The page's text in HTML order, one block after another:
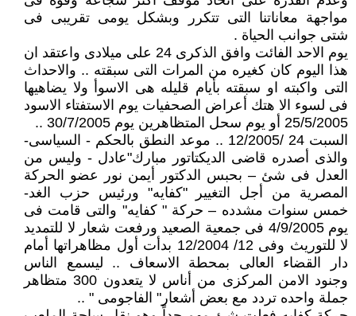
مواجهة معاناتنا التى تتكرر وبشكل يومى تقريبى فى
شتى جوانب الحياة .
يوم الاحد الفائت وافق الذكرى 24 على ميلادى واعتقد ان
هذا اليوم كان كغيره من المرات التى سبقته .. والاحداث
التى واكبته او سبقته بأيام قليله هى الاسوأ ولا يضاهيها
فى لسوء الا هتك أعراض الصحفيات يوم الاستفتاء الاسود
25/5/2005 أو يوم سحل المتظاهرين يوم 30/7/2005 ..
السبت 24 /12/2005 .. موعد النطق بالحكم - السياسى-
والذى أصدره قاضى الديكتاتور مبارك"عادل - وليس من
العدل فى شئ – بحبس الدكتور أيمن نور عضو الحركة
المصرية من أجل التغيير "كفايه" ورئيس حزب الغد-
خمس سنوات مشدده – حركة " كفايه" والتى قامت فى
يوم 4/9/2005 فى جمعية الصعيد ورفعت شعار لا للتمديد
لا للتوريث وفى 12/ 12/2004 بدأت أول مظاهراتها أمام
دار القضاء العالى بمحطة الاسعاف .. ليسمع الناس
وجنود الامن المركزى من أناس لا يتعدون 300 متظاهر
جملة واحده تردد مع بعض أشعار" الفاجومى " ..